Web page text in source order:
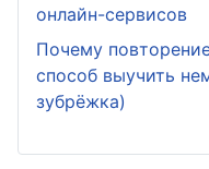
онлайн-сервисов
Почему
способ выучить
зубрёжка)